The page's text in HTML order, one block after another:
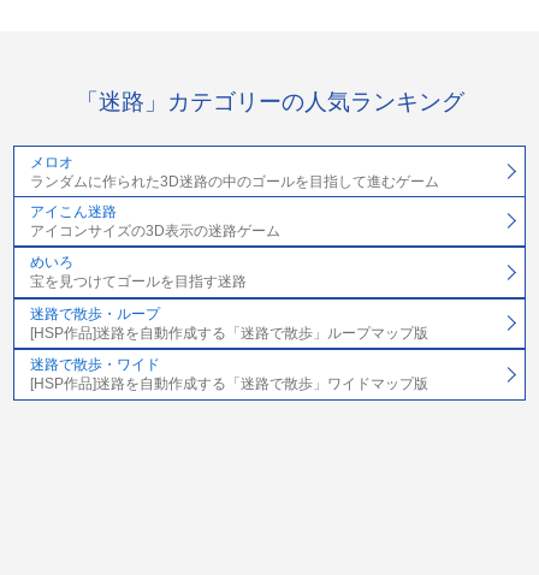
「迷路」カテゴリーの人気ランキング
メロオ
ランダムに作られた3D迷路の中のゴールを目指して進むゲーム
アイこん迷路
アイコンサイズの3D表示の迷路ゲーム
めいろ
宝を見つけてゴールを目指す迷路
迷路で散歩・ループ
[HSP作品]迷路を自動作成する「迷路で散歩」ループマップ版
迷路で散歩・ワイド
[HSP作品]迷路を自動作成する「迷路で散歩」ワイドマップ版